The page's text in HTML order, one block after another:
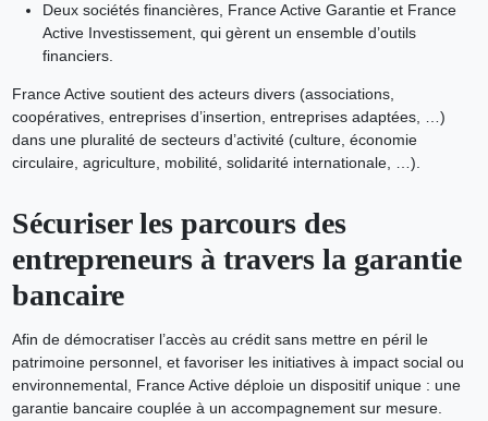
Deux sociétés financières, France Active Garantie et France
Active Investissement, qui gèrent un ensemble d’outils
financiers.
France Active soutient des acteurs divers (associations,
coopératives, entreprises d’insertion, entreprises adaptées, …)
dans une pluralité de secteurs d’activité (culture, économie
circulaire, agriculture, mobilité, solidarité internationale, …).
Sécuriser les parcours des
entrepreneurs à travers la garantie
bancaire
Afin de démocratiser l’accès au crédit sans mettre en péril le
patrimoine personnel, et favoriser les initiatives à impact social ou
environnemental, France Active déploie un dispositif unique : une
garantie bancaire couplée à un accompagnement sur mesure.